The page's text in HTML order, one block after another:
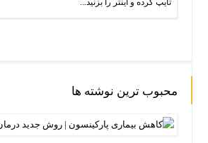
محبوب ترین نوشته ها